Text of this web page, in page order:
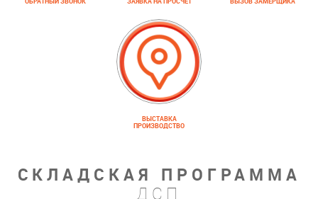
ВЫСТАВКА
ПРОИЗВОДСТВО
СКЛАДСКАЯ ПРОГРАММА
ДСП